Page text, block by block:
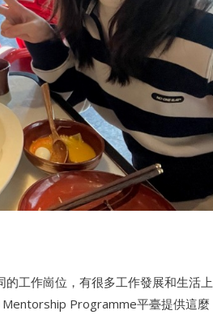
工作崗位，有很多工作發展和生活上
Programme平臺提供這麼